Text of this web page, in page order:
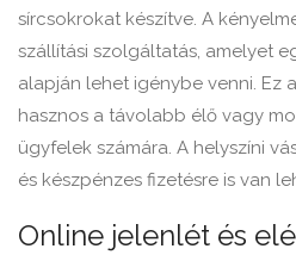
sírcsokrokat készítve. A
szállítási szolgáltatás, amelyet
alapján lehet igénybe venni. Ez
hasznos a távolabb élő vagy
ügyfelek számára. A helyszíni
és készpénzes fizetésre is van
Online jelenlét és